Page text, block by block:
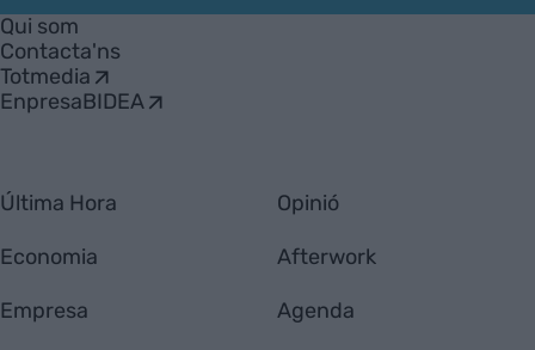
Empresa
Qui som
Contacta'ns
Totmedia
EnpresaBIDEA
Última Hora
Economia
Empresa
Opinió
Afterwork
Agenda